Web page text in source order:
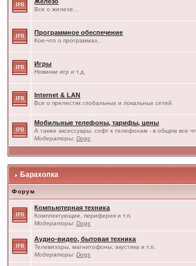
Все о железе...
Программное обеспечение
Кое-что о программах...
Игры
Новинки игр и т.д.
Internet & LAN
Все о прелестях глобальных и локальных сетей
Мобильные телефоны, тарифы, цены
А также аксессуары, софт к телефонам - в общем все
Модераторы:Dogs
Барахолка
Форум
Компьютерная техника
Комплектующие, периферия и т.п.
Модераторы:Dogs
Аудио-видео, бытовая техника
Телевизоры, магнитофоны, акустика и т.п.
Модераторы:Dogs